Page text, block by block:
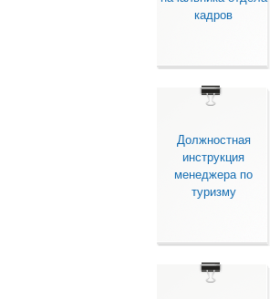
кадров
Должностная
инструкция
менеджера по
туризму